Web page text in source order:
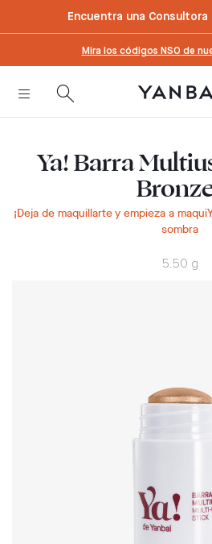
Encuentra una
Mira los códigos NSO de
Ya! Barra
¡Deja de maquillarte y empieza a
sombra
5.50 g